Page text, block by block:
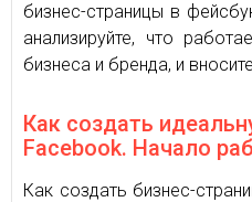
бизнес-страницы в
анализируйте, что
бизнеса и бренда, и
Как создать
Facebook. Начало
Как создать бизнес-